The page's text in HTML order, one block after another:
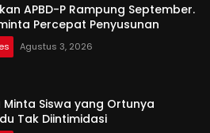
APBD-P Rampung September.
Percepat Penyusunan
Agustus 3, 2026
Minta Siswa yang Ortunya
Tak Diintimidasi